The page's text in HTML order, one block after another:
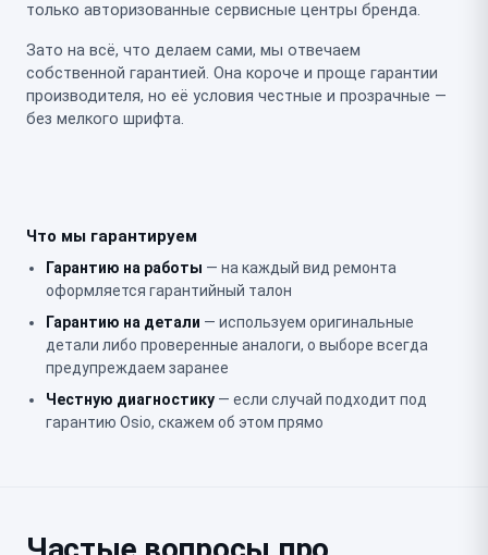
только авторизованные сервисные центры бренда.
Зато на всё, что делаем сами, мы отвечаем
собственной гарантией. Она короче и проще гарантии
производителя, но её условия честные и прозрачные —
без мелкого шрифта.
Что мы гарантируем
Гарантию на работы — на каждый вид ремонта
оформляется гарантийный талон
Гарантию на детали — используем оригинальные
детали либо проверенные аналоги, о выборе всегда
предупреждаем заранее
Честную диагностику — если случай подходит под
гарантию Osio, скажем об этом прямо